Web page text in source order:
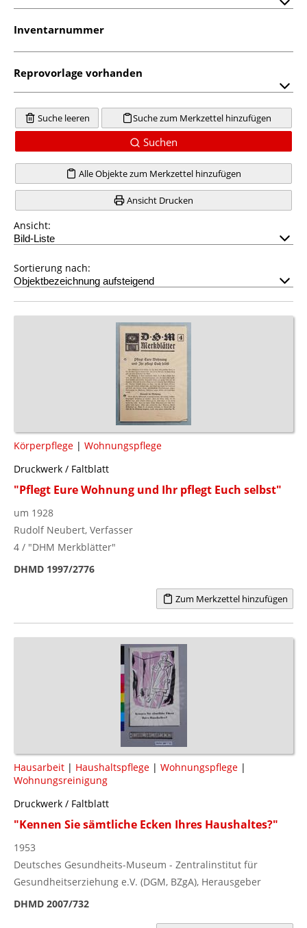
Inventarnummer
Reprovorlage vorhanden
Suche leeren Suche zum Merkzettel hinzufügen
Suchen
Alle Objekte zum Merkzettel hinzufügen
Ansicht Drucken
Ansicht:
Sortierung nach:
Körperpflege | Wohnungspflege
Druckwerk / Faltblatt
"Pflegt Eure Wohnung und Ihr pflegt Euch selbst"
um 1928
Rudolf Neubert, Verfasser
4 / "DHM Merkblätter"
DHMD 1997/2776
Zum Merkzettel hinzufügen
Hausarbeit | Haushaltspflege | Wohnungspflege |
Wohnungsreinigung
Druckwerk / Faltblatt
"Kennen Sie sämtliche Ecken Ihres Haushaltes?"
1953
Deutsches Gesundheits-Museum - Zentralinstitut für
Gesundheitserziehung e.V. (DGM, BZgA), Herausgeber
DHMD 2007/732